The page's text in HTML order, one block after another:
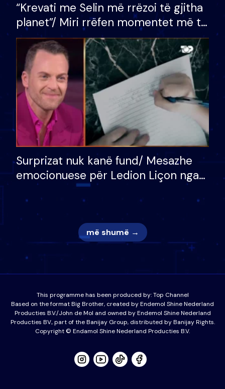
“Krevati me Selin më rrëzoi të gjitha
planet”/ Miri rrëfen momentet më të
bukura në shtëpinë e BB VIP: Do më
mungojë zilja e mëngjesit kur…
Surprizat nuk kanë fund/ Mesazhe
emocionuese për Ledion Liçon nga
nëna dhe fëmijët e tij, moderatori
nuk i mban dot lotët: Nuk meritoj…
më shumë →
This programme has been produced by:Top Channel
Based on the format Big Brother, created by Endemol Shine Nederland
Producties B.V./John de Mol and owned by Endemol Shine Nederland
Producties BV., part of the Banijay Group, distributed by Banijay Rights.
Copyright © Endamol Shine Nederland Producties B.V.